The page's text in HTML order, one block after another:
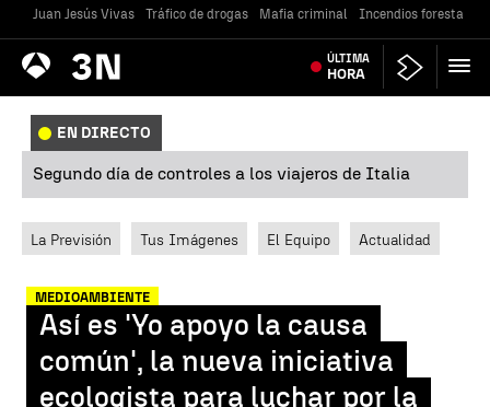
Juan Jesús Vivas Tráfico de drogas Mafia criminal Incendios forestales
Antena
3 Noticias ÚLTIMA
HORA
EN DIRECTO
Segundo día de controles a los viajeros de Italia
La Previsión Tus Imágenes El Equipo Actualidad
MEDIOAMBIENTE
Así es 'Yo apoyo la causa
común', la nueva iniciativa
ecologista para luchar por la